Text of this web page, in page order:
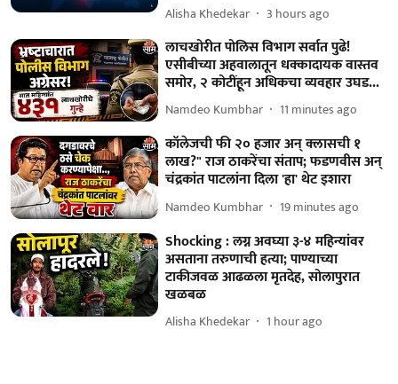
Alisha Khedekar 3 hours ago
लाचखोरीत पोलिस विभाग सर्वात पुढे!
एसीबीच्या अहवालातून धक्कादायक वास्तव
समोर, २ कोटींहून अधिकचा व्यवहार उघड...
Namdeo Kumbhar 11 minutes ago
कॉलेजची फी २० हजार अन् क्लासची १
लाख?" राज ठाकरेंचा संताप; फडणवीस अन्
चंद्रकांत पाटलांना दिला 'हा' थेट इशारा
Namdeo Kumbhar 19 minutes ago
Shocking : लग्न अवघ्या ३-४ महिन्यांवर
असताना तरुणाची हत्या; पाण्याच्या
टाकीजवळ आढळला मृतदेह, सोलापुरात
खळबळ
Alisha Khedekar 1 hour ago